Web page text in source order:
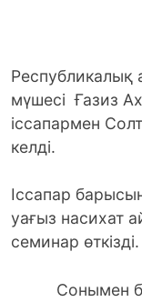
Республикалық
мүшесі Ғазиз
іссапармен
келді.
Іссапар
уағыз насихат
семинар өткізді.
Сонымен